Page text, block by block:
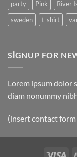
party
Pink River
sweden
t-shirt
SIGNUP FOR
Lorem ipsum dolor
diam nonummy
(insert contact form